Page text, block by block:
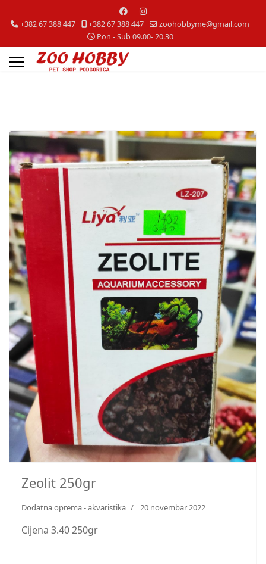
+382 67 388 447 +382 67 388 447
zoohobbyme@gmail.com
Pon - Sub 09.00- 20.30
Zeolit 250gr
Dodatna oprema - akvaristika 20 novembar 2022
Cijena 3.40 250gr